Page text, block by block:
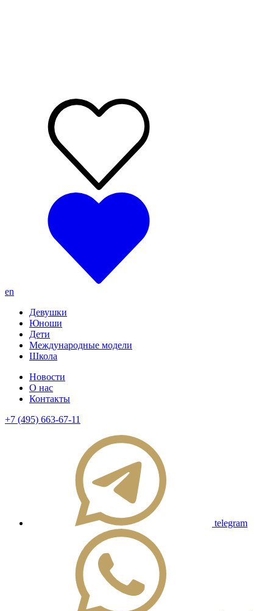
en
Девушки
Юноши
Дети
Международные модели
Школа
Новости
О нас
Контакты
+7 (495) 663-67-11
telegram